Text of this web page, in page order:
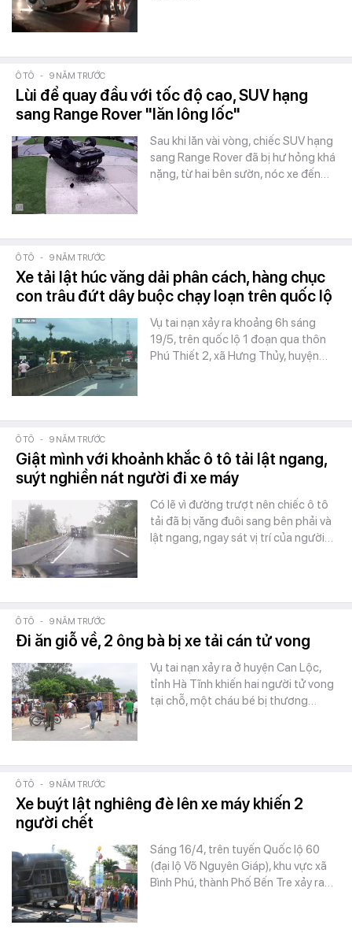
Ô TÔ - 9 NĂM TRƯỚC
Lùi để quay đầu với tốc độ cao, SUV hạng
sang Range Rover "lăn lông lốc"
Sau khi lăn vài vòng, chiếc SUV hạng
sang Range Rover đã bị hư hỏng khá
nặng, từ hai bên sườn, nóc xe đến…
Ô TÔ - 9 NĂM TRƯỚC
Xe tải lật húc văng dải phân cách, hàng chục
con trâu đứt dây buộc chạy loạn trên quốc lộ
Vụ tai nạn xảy ra khoảng 6h sáng
19/5, trên quốc lộ 1 đoạn qua thôn
Phú Thiết 2, xã Hưng Thủy, huyện…
Ô TÔ - 9 NĂM TRƯỚC
Giật mình với khoảnh khắc ô tô tải lật ngang,
suýt nghiền nát người đi xe máy
Có lẽ vì đường trượt nên chiếc ô tô
tải đã bị văng đuôi sang bên phải và
lật ngang, ngay sát vị trí của người…
Ô TÔ - 9 NĂM TRƯỚC
Đi ăn giỗ về, 2 ông bà bị xe tải cán tử vong
Vụ tai nạn xảy ra ở huyện Can Lộc,
tỉnh Hà Tĩnh khiến hai người tử vong
tại chỗ, một cháu bé bị thương…
Ô TÔ - 9 NĂM TRƯỚC
Xe buýt lật nghiêng đè lên xe máy khiến 2
người chết
Sáng 16/4, trên tuyến Quốc lộ 60
(đại lộ Võ Nguyên Giáp), khu vực xã
Bình Phú, thành Phố Bến Tre xảy ra…